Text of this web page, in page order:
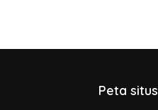
Peta situs